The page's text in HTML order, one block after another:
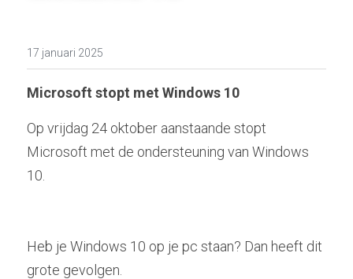
17 januari 2025
Microsoft stopt met Windows 10
Op vrijdag 24 oktober aanstaande stopt
Microsoft met de ondersteuning van Windows
10.
Heb je Windows 10 op je pc staan? Dan heeft dit
grote gevolgen.